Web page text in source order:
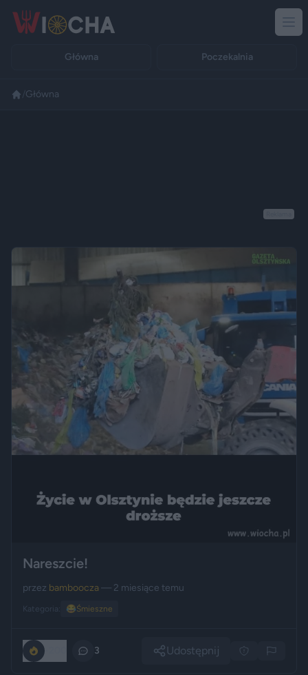
Główna Poczekalnia
Główna
Nareszcie!
przez bamboocza — 2 miesiące temu
Kategoria: 😂Śmieszne
3 Udostępnij